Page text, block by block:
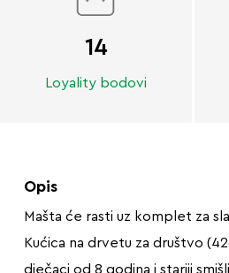
14
Loyality bodovi
Opis
Mašta će rasti uz komplet za
Kućica na drvetu za društvo
dječaci od 8 godina i stariji